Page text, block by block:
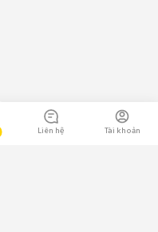
Liên hệ Tài khoản